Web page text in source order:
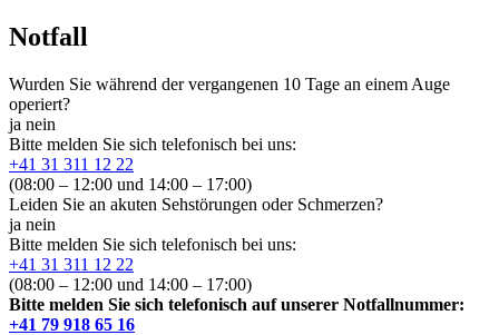
Notfall
Wurden Sie während der vergangenen 10 Tage an einem Auge
operiert?
ja nein
Bitte melden Sie sich telefonisch bei uns:
+41 31 311 12 22
(08:00 – 12:00 und 14:00 – 17:00)
Leiden Sie an akuten Sehstörungen oder Schmerzen?
ja nein
Bitte melden Sie sich telefonisch bei uns:
+41 31 311 12 22
(08:00 – 12:00 und 14:00 – 17:00)
Bitte melden Sie sich telefonisch auf unserer Notfallnummer:
+41 79 918 65 16